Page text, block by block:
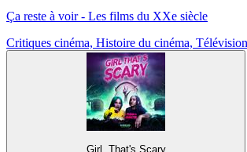
Ça reste à voir - Les films du XXe siècle
Critiques cinéma, Histoire du cinéma,
Girl, That's Scary